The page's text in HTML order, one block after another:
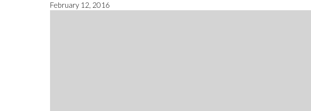
February 12, 2016